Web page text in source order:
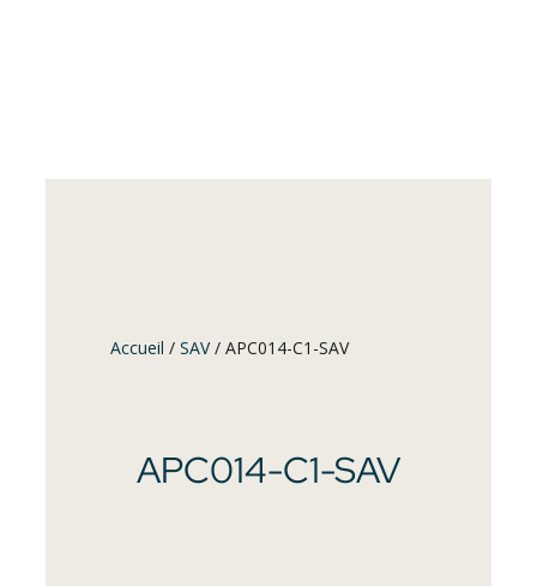
Accueil /SAV/ APC014-C1-SAV
APC014-C1-SAV